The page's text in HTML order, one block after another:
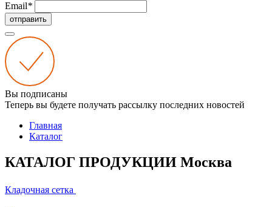
Email*
отправить
Вы подписаны
Теперь вы будете получать рассылку последних новостей
Главная
Каталог
КАТАЛОГ ПРОДУКЦИИ Москва
Кладочная сетка